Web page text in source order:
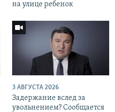
на улице ребенок
3 АВГУСТА 2026
Задержание вслед за
увольнением? Сообщается